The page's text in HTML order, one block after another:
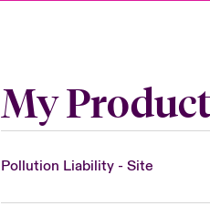
My
Pollution Liability - Site